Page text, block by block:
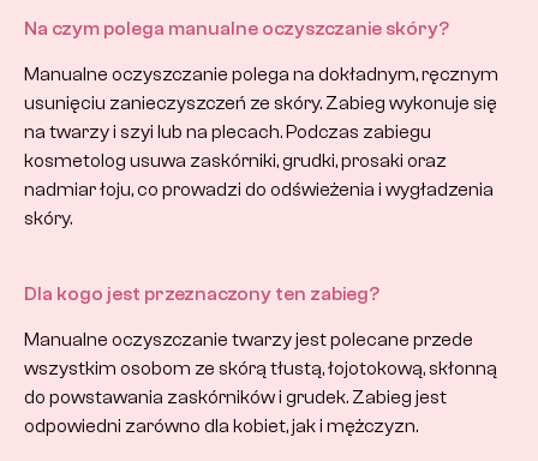
Na czym polega manualne oczyszczanie skóry?
Manualne oczyszczanie polega na dokładnym, ręcznym
usunięciu zanieczyszczeń ze skóry. Zabieg wykonuje się
na twarzy i szyi lub na plecach. Podczas zabiegu
kosmetolog usuwa zaskórniki, grudki, prosaki oraz
nadmiar łoju, co prowadzi do odświeżenia i wygładzenia
skóry.
Dla kogo jest przeznaczony ten zabieg?
Manualne oczyszczanie twarzy jest polecane przede
wszystkim osobom ze skórą tłustą, łojotokową, skłonną
do powstawania zaskórników i grudek. Zabieg jest
odpowiedni zarówno dla kobiet, jak i mężczyzn.